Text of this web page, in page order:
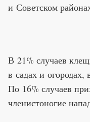
и Советском
В 21% случаев
в садах и
По 16% случаев
членистоногие